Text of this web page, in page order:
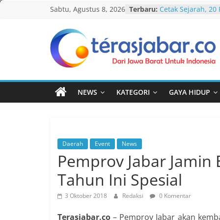
Skip
Sabtu, Agustus 8, 2026 Terbaru: Cetak Sejarah, 20
Festival Tunas
KDM Ajak LPM
Percepatan
Debat Publik
LGBTQ, Ustadz
Selalu Terbuka
Penanganan
Teras
Jabar
NEWS KATEGORI GAYA HIDUP
Daerah Event News
Pemprov Jabar Jamin
Tahun Ini Spesial
3 Oktober 2018 Redaksi 0 Komentar
Terasjabar.co – Pemprov Jabar akan